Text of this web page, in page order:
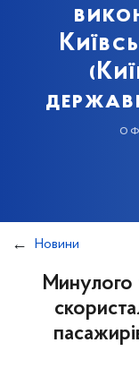
Новини
Минулого